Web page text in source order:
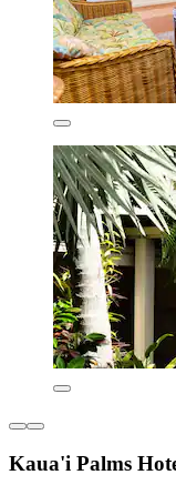
Kaua'i Palms